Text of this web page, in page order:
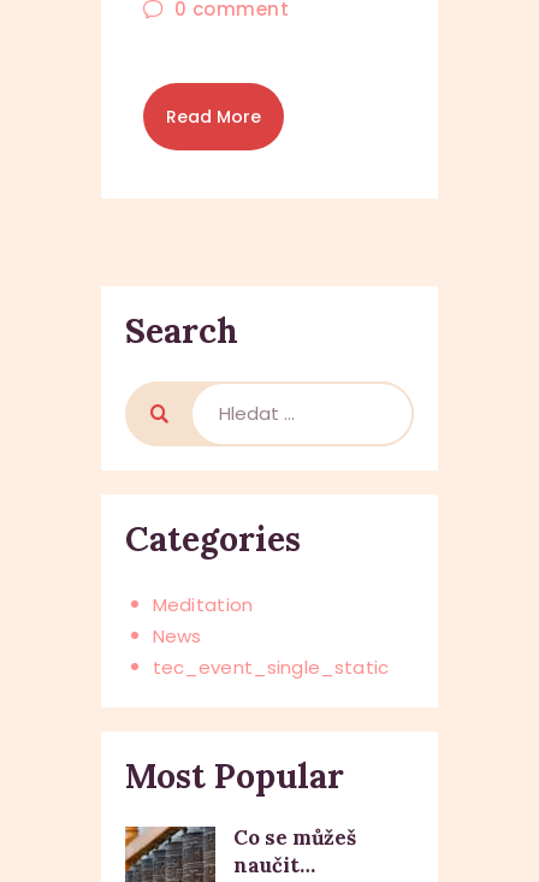
0 comment
Read More
Search
Vyhledávání
Categories
Meditation
News
tec_event_single_static
Most Popular
Co se můžeš
naučit…